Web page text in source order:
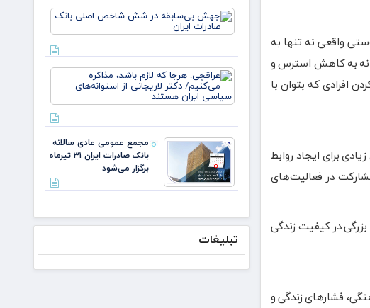
واقعی نه تنها به
به کاهش استرس و
افرادی که بتوان با
برای ایجاد روابط
در فعالیت‌های
در کیفیت زندگی
فشارهای زندگی و
مجمع عمومی عادی سالانه
بانک صادرات ایران ۳۱ تیرماه
برگزار می‌شود
تبلیغات